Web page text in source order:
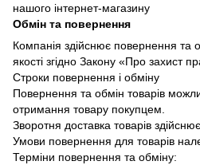
нашого інтернет-магазину
Обмін та повернення
Компанія здійснює повернення та
якості згідно Закону «Про захист
Строки повернення і обміну
Повернення та обмін товарів
отримання товару покупцем.
Зворотня доставка товарів
Умови повернення для товарів
Терміни повернення та обміну: